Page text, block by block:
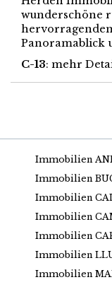
wunderschöne
Panoramablick
C-13: mehr
Immobilien
Immobilien
Immobilien
Immobilien
Immobilien
Immobilien
Immobilien